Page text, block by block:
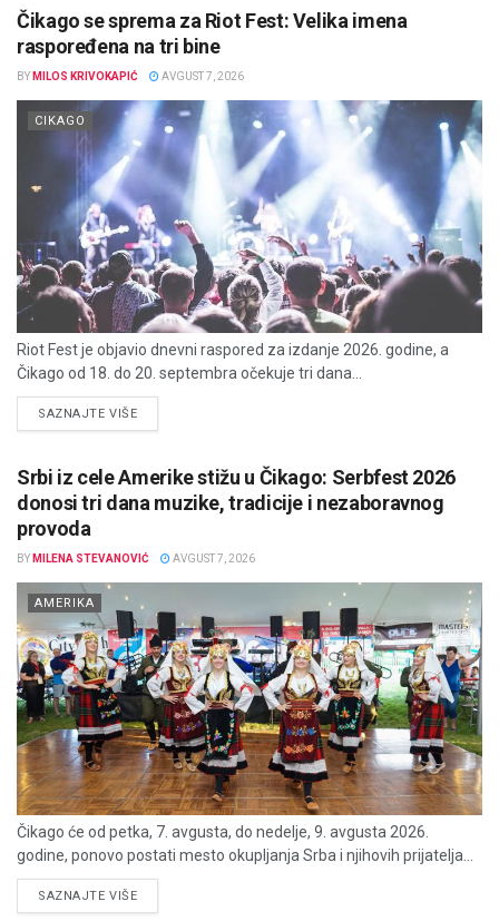
Čikago se sprema za Riot Fest: Velika imena
raspoređena na tri bine
BY MILOS KRIVOKAPIĆ AVGUST 7, 2026
CIKAGO
Riot Fest je objavio dnevni raspored za izdanje 2026. godine, a
Čikago od 18. do 20. septembra očekuje tri dana...
SAZNAJTE VIŠEDETAILS
Srbi iz cele Amerike stižu u Čikago: Serbfest 2026
donosi tri dana muzike, tradicije i nezaboravnog
provoda
BY MILENA STEVANOVIĆ AVGUST 7, 2026
AMERIKA
Čikago će od petka, 7. avgusta, do nedelje, 9. avgusta 2026.
godine, ponovo postati mesto okupljanja Srba i njihovih prijatelja...
SAZNAJTE VIŠEDETAILS